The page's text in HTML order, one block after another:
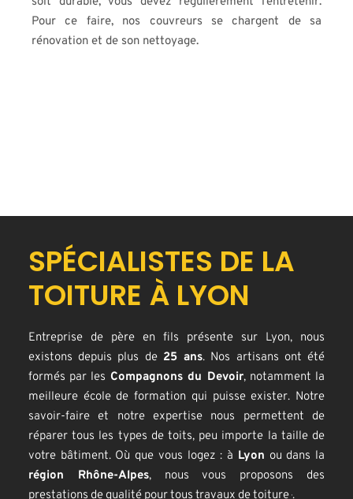
l’étude de votre projet ;
SPÉCIALISTES DE LA
TOITURE À LYON
Entreprise de père en fils présente sur Lyon, nous
existons depuis plus de 25 ans. Nos artisans ont été
formés par les Compagnons du Devoir, notamment la
meilleure école de formation qui puisse exister. Notre
savoir-faire et notre expertise nous permettent de
réparer tous les types de toits, peu importe la taille de
votre bâtiment. Où que vous logez : à Lyon ou dans la
région Rhône-Alpes, nous vous proposons des
prestations de qualité pour tous travaux de toiture .